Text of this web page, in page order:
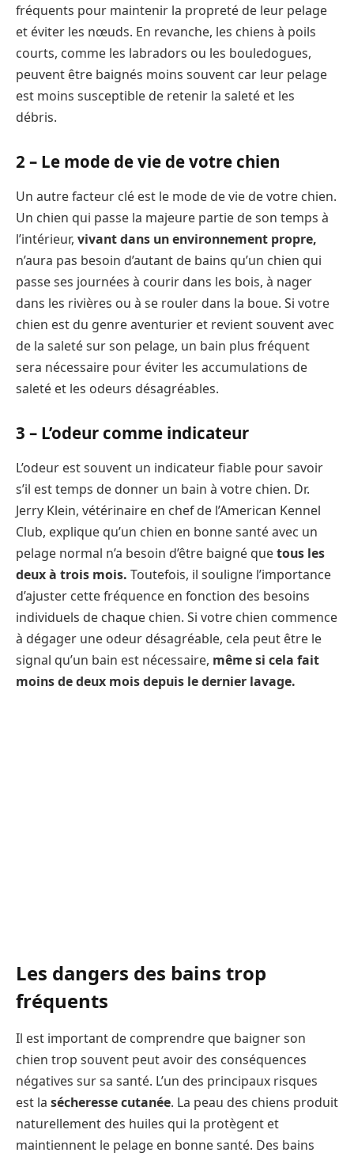
fréquents pour maintenir la propreté de leur pelage
et éviter les nœuds. En revanche, les chiens à poils
courts, comme les labradors ou les bouledogues,
peuvent être baignés moins souvent car leur pelage
est moins susceptible de retenir la saleté et les
débris.
2 – Le mode de vie de votre chien
Un autre facteur clé est le mode de vie de votre chien.
Un chien qui passe la majeure partie de son temps à
l’intérieur, vivant dans un environnement propre,
n’aura pas besoin d’autant de bains qu’un chien qui
passe ses journées à courir dans les bois, à nager
dans les rivières ou à se rouler dans la boue. Si votre
chien est du genre aventurier et revient souvent avec
de la saleté sur son pelage, un bain plus fréquent
sera nécessaire pour éviter les accumulations de
saleté et les odeurs désagréables.
3 – L’odeur comme indicateur
L’odeur est souvent un indicateur fiable pour savoir
s’il est temps de donner un bain à votre chien. Dr.
Jerry Klein, vétérinaire en chef de l’American Kennel
Club, explique qu’un chien en bonne santé avec un
pelage normal n’a besoin d’être baigné quetous les
deux à trois mois. Toutefois, il souligne l’importance
d’ajuster cette fréquence en fonction des besoins
individuels de chaque chien. Si votre chien commence
à dégager une odeur désagréable, cela peut être le
signal qu’un bain est nécessaire, même si cela fait
moins de deux mois depuis le dernier lavage.
Les dangers des bains trop
fréquents
Il est important de comprendre que baigner son
chien trop souvent peut avoir des conséquences
négatives sur sa santé. L’un des principaux risques
est la sécheresse cutanée. La peau des chiens produit
naturellement des huiles qui la protègent et
maintiennent le pelage en bonne santé. Des bains